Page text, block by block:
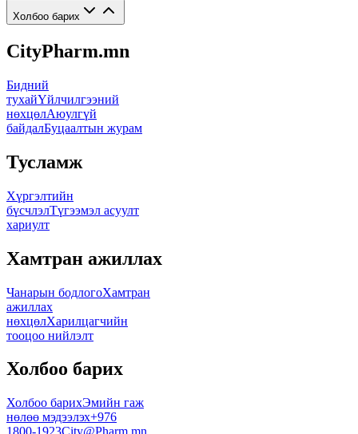
Холбоо барих
CityPharm.mn
Бидний
тухайҮйлчилгээний
нөхцөлАюулгүй
байдалБуцаалтын журам
Тусламж
Хүргэлтийн
бүсчлэлТүгээмэл асуулт
хариулт
Хамтран ажиллах
Чанарын бодлогоХамтран
ажиллах
нөхцөлХарилцагчийн
тооцоо нийлэлт
Холбоо барих
Холбоо барихЭмийн гаж
нөлөө мэдээлэх+976